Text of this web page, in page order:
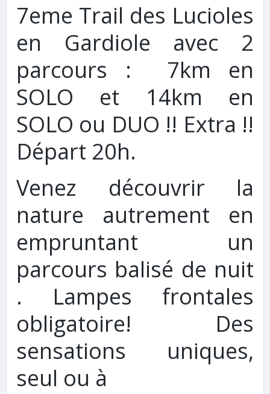
7eme Trail des Lucioles
en Gardiole avec 2
parcours : 7km en
SOLO et 14km en
SOLO ou DUO !! Extra !!
Départ 20h.
Venez découvrir la
nature autrement en
empruntant un
parcours balisé de nuit
. Lampes frontales
obligatoire! Des
sensations uniques,
seul ou à